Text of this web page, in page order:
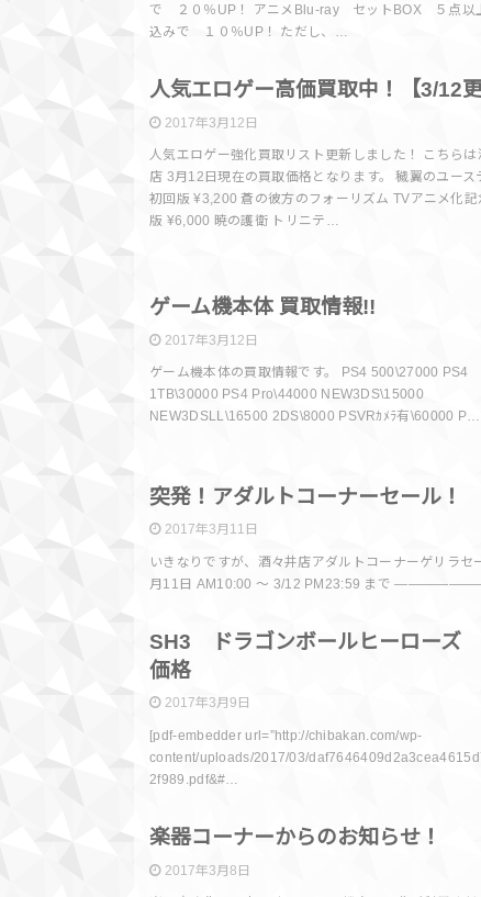
で ２０％UP！ アニメBlu-ray セットBOX ５点以
込みで １０％UP！ ただし、…
買取
人気エロゲー高価買取中！【3/12更
2017年3月12日
人気エロゲー強化買取リスト更新しました！ こちらは
店 3月12日現在の買取価格となります。 穢翼のユース
初回版 ¥3,200 蒼の彼方のフォーリズム TVアニメ化記
版 ¥6,000 暁の護衛 トリニテ…
ゲーム機本体 買取情報!!
2017年3月12日
ゲーム機本体の買取情報です。 PS4 500\27000 PS4
1TB\30000 PS4 Pro\44000 NEW3DS\15000
NEW3DSLL\16500 2DS\8000 PSVRｶﾒﾗ有\60000 P…
突発！アダルトコーナーセール！
2017年3月11日
いきなりですが、酒々井店アダルトコーナーゲリラセ
月11日 AM10:00 ～ 3/12 PM23:59 まで
買取
SH3 ドラゴンボールヒーローズ
価格
2017年3月9日
[pdf-embedder url=”http://chibakan.com/wp-
content/uploads/2017/03/
2f989.pdf&#…
楽器コーナーからのお知らせ！
2017年3月8日